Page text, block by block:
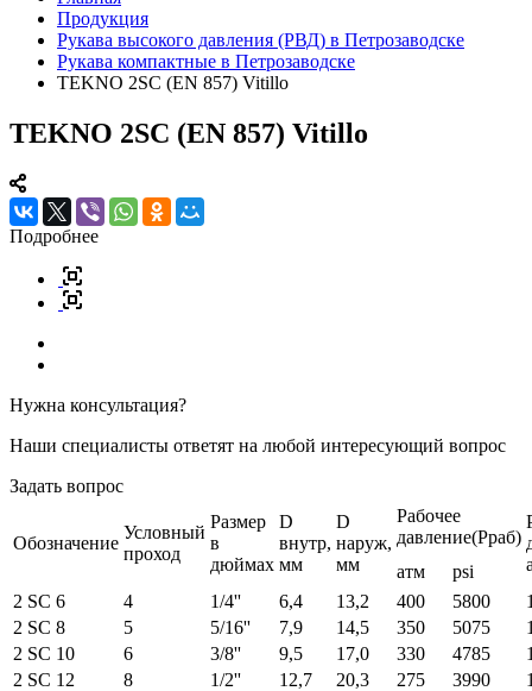
Продукция
Рукава высокого давления (РВД) в Петрозаводске
Рукава компактные в Петрозаводске
TEKNO 2SC (EN 857) Vitillo
TEKNO 2SC (EN 857) Vitillo
Подробнее
Нужна консультация?
Наши специалисты ответят на любой интересующий вопрос
Задать вопрос
Обозначение
Условный
проход
Размер
в
дюймах
D
внутр,
мм
D
наруж,
мм
Рабочее
давление(Рраб)
атм
psi
2 SC 6
4 1/4'' 6,4 13,2 400 5800
2 SC 8
5 5/16'' 7,9 14,5 350 5075
2 SC 10
6 3/8'' 9,5 17,0 330 4785
2 SС 12
8 1/2'' 12,7 20,3 275 3990